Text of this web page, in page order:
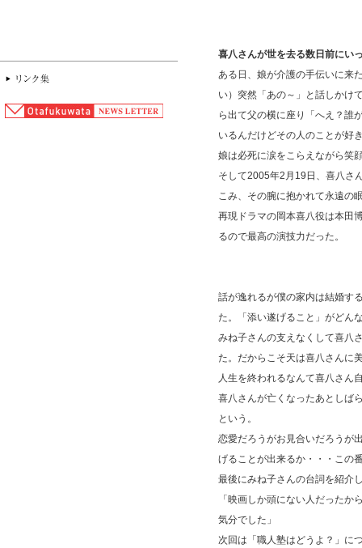
喜八さんが世を去る数日前にい
ある日、娘が介護の手伝いに来
い）突然「あの～」と話しかけ
ら出て父の横に座り「へえ？誰
いるんだけどその人のことが好
娘は必死に涙をこらえながら笑
そして2005年2月19日、喜八さ
こみ、その腕に抱かれて永遠の
再現ドラマの岡本喜八役は本田
るので最高の演技力だった。
話が逸れるが僕の家内は結婚す
た。「添い遂げること」がどん
みね子さんの支えなくして喜八
た。だからこそ天は喜八さんに
人生を終われるなんて喜八さん
喜八さんが亡くなったあとしば
という。
恋愛だろうがお見合いだろうが
げることが出来るか・・・この
最後にみね子さんの台詞を紹介
「映画しか頭にない人だった
気分でした」
次回は「職人塾はどうよ？」に